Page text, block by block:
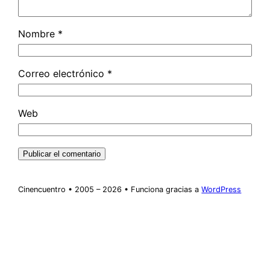
Nombre *
Correo electrónico *
Web
Cinencuentro • 2005 – 2026 • Funciona gracias aWordPress